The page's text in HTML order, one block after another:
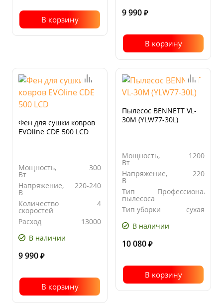
В корзину
9 990 ₽
В корзину
Фен для сушки ковров
EVOline CDE 500 LCD
Мощность,
Вт
300
Напряжение,
В
220-240
Количество
скоростей
4
Расход
воздуха, л/с
13000
В наличии
9 990 ₽
В корзину
Пылесос BENNETT VL-
30M (YLW77-30L)
Мощность,
Вт
1200
Напряжение,
В
220
Тип
пылесоса
Тип уборки
сухая
В наличии
10 080 ₽
В корзину